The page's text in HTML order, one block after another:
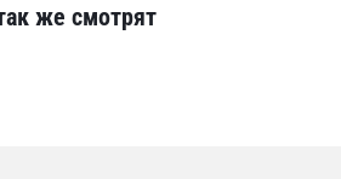
же смотрят